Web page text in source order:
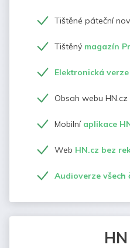
Tištěné páteční
Tištěný magazín
Elektronická
Obsah webu
Mobilní aplikace
Web HN.cz bez
Audioverze všech